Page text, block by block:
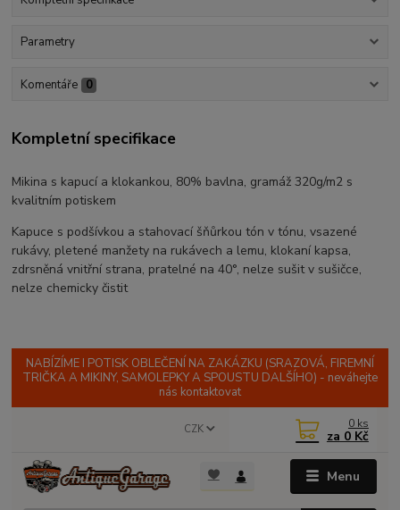
Parametry
Komentáře 0
Kompletní specifikace
Mikina s kapucí a klokankou, 80% bavlna, gramáž 320g/m2 s
kvalitním potiskem
Kapuce s podšívkou a stahovací šňůrkou tón v tónu, vsazené
rukávy, pletené manžety na rukávech a lemu, klokaní kapsa,
zdrsněná vnitřní strana, pratelné na 40°, nelze sušit v sušičce,
nelze chemicky čistit
NABÍZÍME I POTISK OBLEČENÍ NA ZAKÁZKU (SRAZOVÁ, FIREMNÍ
TRIČKA A MIKINY, SAMOLEPKY A SPOUSTU DALŠÍHO) - neváhejte
nás kontaktovat
Menu
CZK 0 ks
za 0 Kč